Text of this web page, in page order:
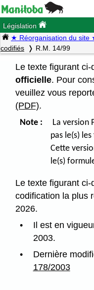
Législation
★ Réorganisation du site
codifiés
R.M. 14/99
Le texte figurant ci-
officielle. Pour
veuillez vous
(PDF).
Note : La version
pas le(s)
Cette
le(s)
Le texte figurant
codification la plus
2026.
Il est en
2003.
Dernière
178/2003